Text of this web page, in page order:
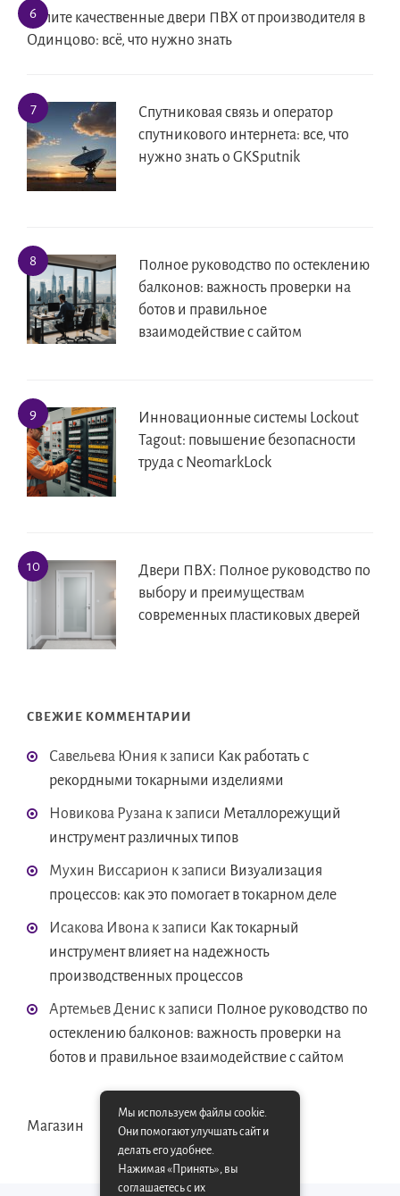
Купите качественные двери ПВХ от производителя в
Одинцово: всё, что нужно знать
Спутниковая связь и оператор
спутникового интернета: все, что
нужно знать о GKSputnik
Полное руководство по остеклению
балконов: важность проверки на
ботов и правильное
взаимодействие с сайтом
Инновационные системы Lockout
Tagout: повышение безопасности
труда с NeomarkLock
Двери ПВХ: Полное руководство по
выбору и преимуществам
современных пластиковых дверей
СВЕЖИЕ КОММЕНТАРИИ
Савельева Юния к записи Как работать с
рекордными токарными изделиями
Новикова Рузана к записи Металлорежущий
инструмент различных типов
Мухин Виссарион к записи Визуализация
процессов: как это помогает в токарном деле
Исакова Ивона к записи Как токарный
инструмент влияет на надежность
производственных процессов
Артемьев Денис к записи Полное руководство по
остеклению балконов: важность проверки на
ботов и правильное взаимодействие с сайтом
Магазин
Мы используем файлы cookie.
Они помогают улучшать сайт и
делать его удобнее.
Нажимая «Принять», вы
соглашаетесь с их